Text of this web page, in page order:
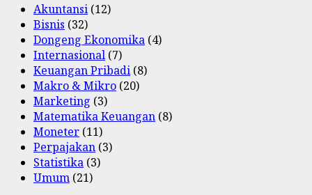
Akuntansi (12)
Bisnis (32)
Dongeng Ekonomika (4)
Internasional (7)
Keuangan Pribadi (8)
Makro & Mikro (20)
Marketing (3)
Matematika Keuangan (8)
Moneter (11)
Perpajakan (3)
Statistika (3)
Umum (21)